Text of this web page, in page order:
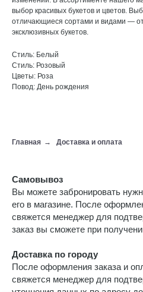
выбор красивых букетов и цветов.
отличающиеся сортами и видами —
эксклюзивных букетов.
Стиль: Белый
Стиль: Розовый
Цветы: Роза
Повод: День рождения
Главная → Доставка и оплата
Самовывоз
Вы можете забронировать
его в магазине. После
свяжется менеджер для
заказ вы сможете при
Доставка по городу
После оформления заказа и
свяжется менеджер для